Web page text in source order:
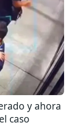
y ahora
caso